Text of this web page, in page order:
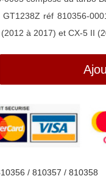
réf 810356-
à 2017) et CX-5 II
/ 810357 / 810358